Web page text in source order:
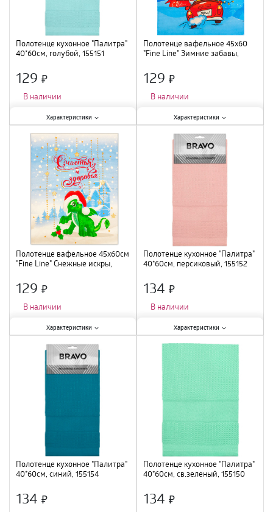
Характеристики:
Длина:60 см;
:полотенце махровое;
Состав:70% Бамбук 30% хлопок
Ширина:40 см;
Полотенце кухонное "Палитра"
40*60см, голубой, 155151
129
В наличии
Характеристики Характеристики:
60 см;
полотенце махровое
мультиколор;
:45 см;
Полотенце вафельное 45х60
"Fine Line" Зимние забавы,
129
В наличии
Характеристики
Характеристики:
60 см;
полотенце махровое
голубой;
:45 см;
Полотенце вафельное 45х60см
"Fine Line" Снежные искры,
129
В наличии
Характеристики Характеристики:
Длина:60 см;
полотенце махровое;
Состав:70% Бамбук 30% хлопок
Ширина :40 см ;
Полотенце кухонное "Палитра"
40*60см, персиковый, 155152
134
В наличии
Характеристики
Полотенце кухонное "Палитра"
40*60см, синий, 155154
134
Полотенце кухонное "Палитра"
40*60см, св.зеленый, 155150
134